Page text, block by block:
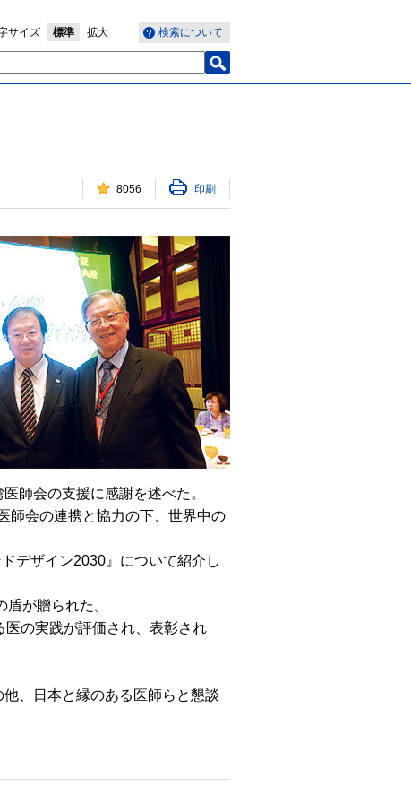
検索について
サイズ 標準 拡大
8056 印刷
師会の支援に感謝を述べた。
師会の連携と協力の下、世界中の
デザイン2030』について紹介し
が贈られた。
の実践が評価され、表彰され
、日本と縁のある医師らと懇談